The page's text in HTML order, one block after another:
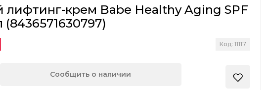
лифтинг-крем Babe Healthy Aging SPF
(8436571630797)
Код: 11117
Сообщить о наличии